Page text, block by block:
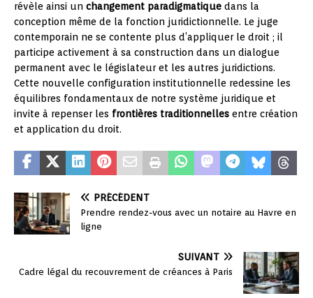
révèle ainsi un changement paradigmatique dans la
conception même de la fonction juridictionnelle. Le juge
contemporain ne se contente plus d’appliquer le droit ; il
participe activement à sa construction dans un dialogue
permanent avec le législateur et les autres juridictions.
Cette nouvelle configuration institutionnelle redessine les
équilibres fondamentaux de notre système juridique et
invite à repenser les frontières traditionnelles entre création
et application du droit.
PRÉCÉDENT
Prendre rendez-vous avec un notaire au Havre en
ligne
SUIVANT
Cadre légal du recouvrement de créances à Paris